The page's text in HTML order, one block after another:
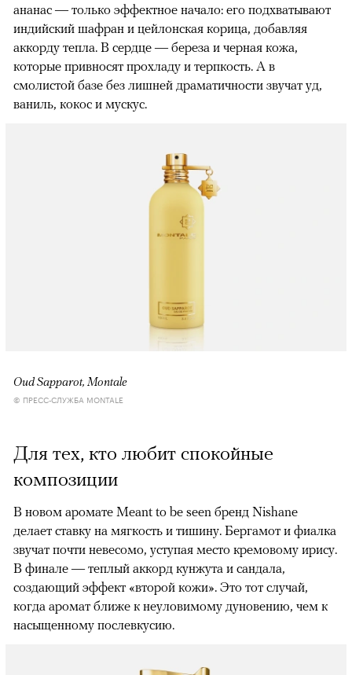
ананас — только эффектное начало: его подхватывают
индийский шафран и цейлонская корица, добавляя
аккорду тепла. В сердце — береза и черная кожа,
которые привносят прохладу и терпкость. А в
смолистой базе без лишней драматичности звучат уд,
ваниль, кокос и мускус.
Oud Sapparot, Montale
© ПРЕСС-СЛУЖБА MONTALE
Для тех, кто любит спокойные
композиции
В новом аромате Meant to be seen бренд Nishane
делает ставку на мягкость и тишину. Бергамот и фиалка
звучат почти невесомо, уступая место кремовому ирису.
В финале — теплый аккорд кунжута и сандала,
создающий эффект «второй кожи». Это тот случай,
когда аромат ближе к неуловимому дуновению, чем к
насыщенному послевкусию.